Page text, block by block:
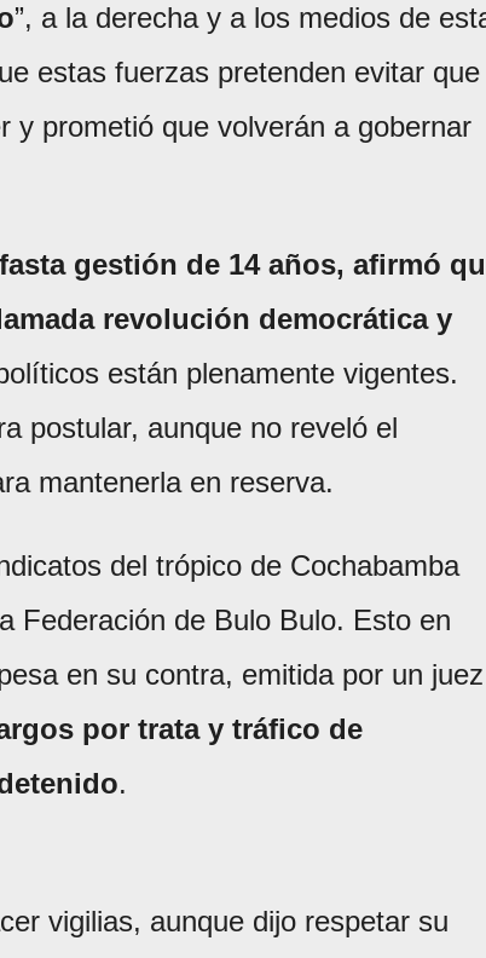
”, a la derecha y a los medios de
estas fuerzas pretenden evitar que
y prometió que volverán a gobernar
gestión de 14 años, afirmó
revolución democrática y
están plenamente vigentes.
postular, aunque no reveló el
mantenerla en reserva.
del trópico de Cochabamba
Federación de Bulo Bulo. Esto en
en su contra, emitida por un juez
por trata y tráfico de
.
vigilias, aunque dijo respetar su